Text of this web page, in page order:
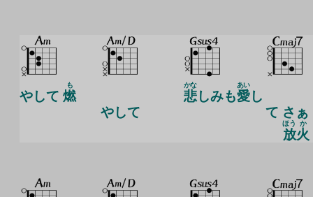
やして 燃
も
やして
悲
かな
しみも愛
あい
し
て さぁ
放
ほう
火
か